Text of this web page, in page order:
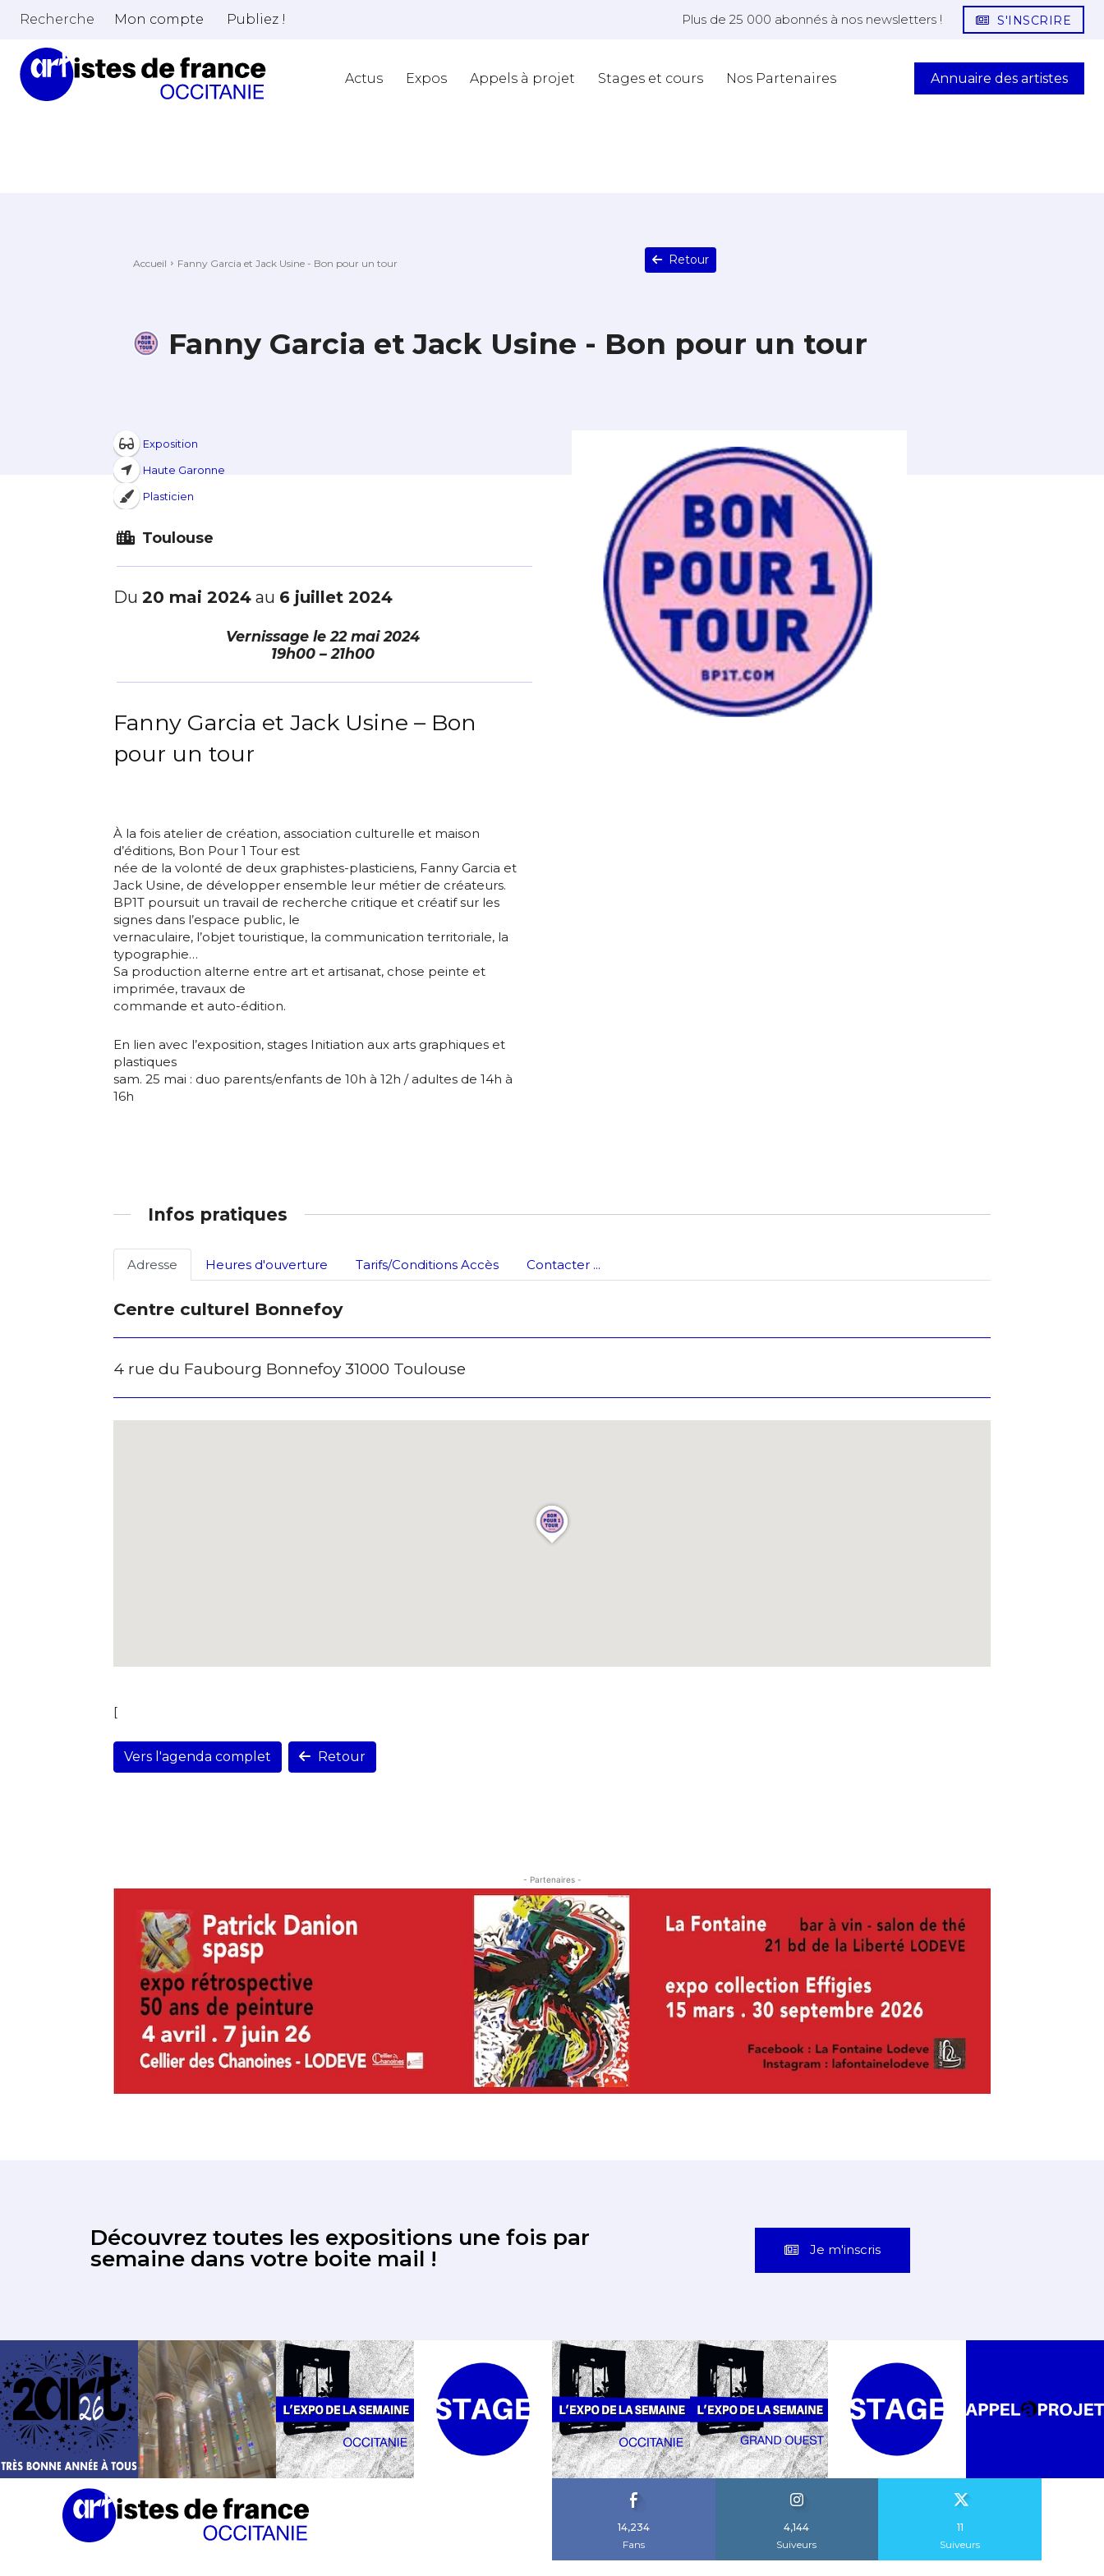
Nom
Prénom
J'accepte les termes et conditions
Adresse email*
Nom
Statut / Organisation
Recherche Mon compte Publiez ! Plus de 25 000 abonnés à nos newsletters ! S'INSCRIRE
Actus Expos Appels à projet Stages et cours Nos Partenaires Annuaire des artistes
Accueil Fanny Garcia et Jack Usine - Bon pour un tour Retour
Fanny Garcia et Jack Usine - Bon pour un tour
Exposition
Haute Garonne
Plasticien
Toulouse
Du 20 mai 2024 au 6 juillet 2024
Vernissage le 22 mai 2024
19h00 – 21h00
Fanny Garcia et Jack Usine – Bon
pour un tour
À la fois atelier de création, association culturelle et maison
d’éditions, Bon Pour 1 Tour est
née de la volonté de deux graphistes-plasticiens, Fanny Garcia et
Jack Usine, de développer ensemble leur métier de créateurs.
BP1T poursuit un travail de recherche critique et créatif sur les
signes dans l’espace public, le
vernaculaire, l’objet touristique, la communication territoriale, la
typographie…
Sa production alterne entre art et artisanat, chose peinte et
imprimée, travaux de
commande et auto-édition.
En lien avec l’exposition, stages Initiation aux arts graphiques et
plastiques
sam. 25 mai : duo parents/enfants de 10h à 12h / adultes de 14h à
16h
Infos pratiques
Adresse Heures d'ouverture Tarifs/Conditions Accès Contacter ...
Centre culturel Bonnefoy
4 rue du Faubourg Bonnefoy 31000 Toulouse
[
Vers l'agenda complet Retour
- Partenaires -
Découvrez toutes les expositions une fois par
semaine dans votre boite mail !
Je m'inscris
14,234
Fans
4,144
Suiveurs
11
Suiveurs